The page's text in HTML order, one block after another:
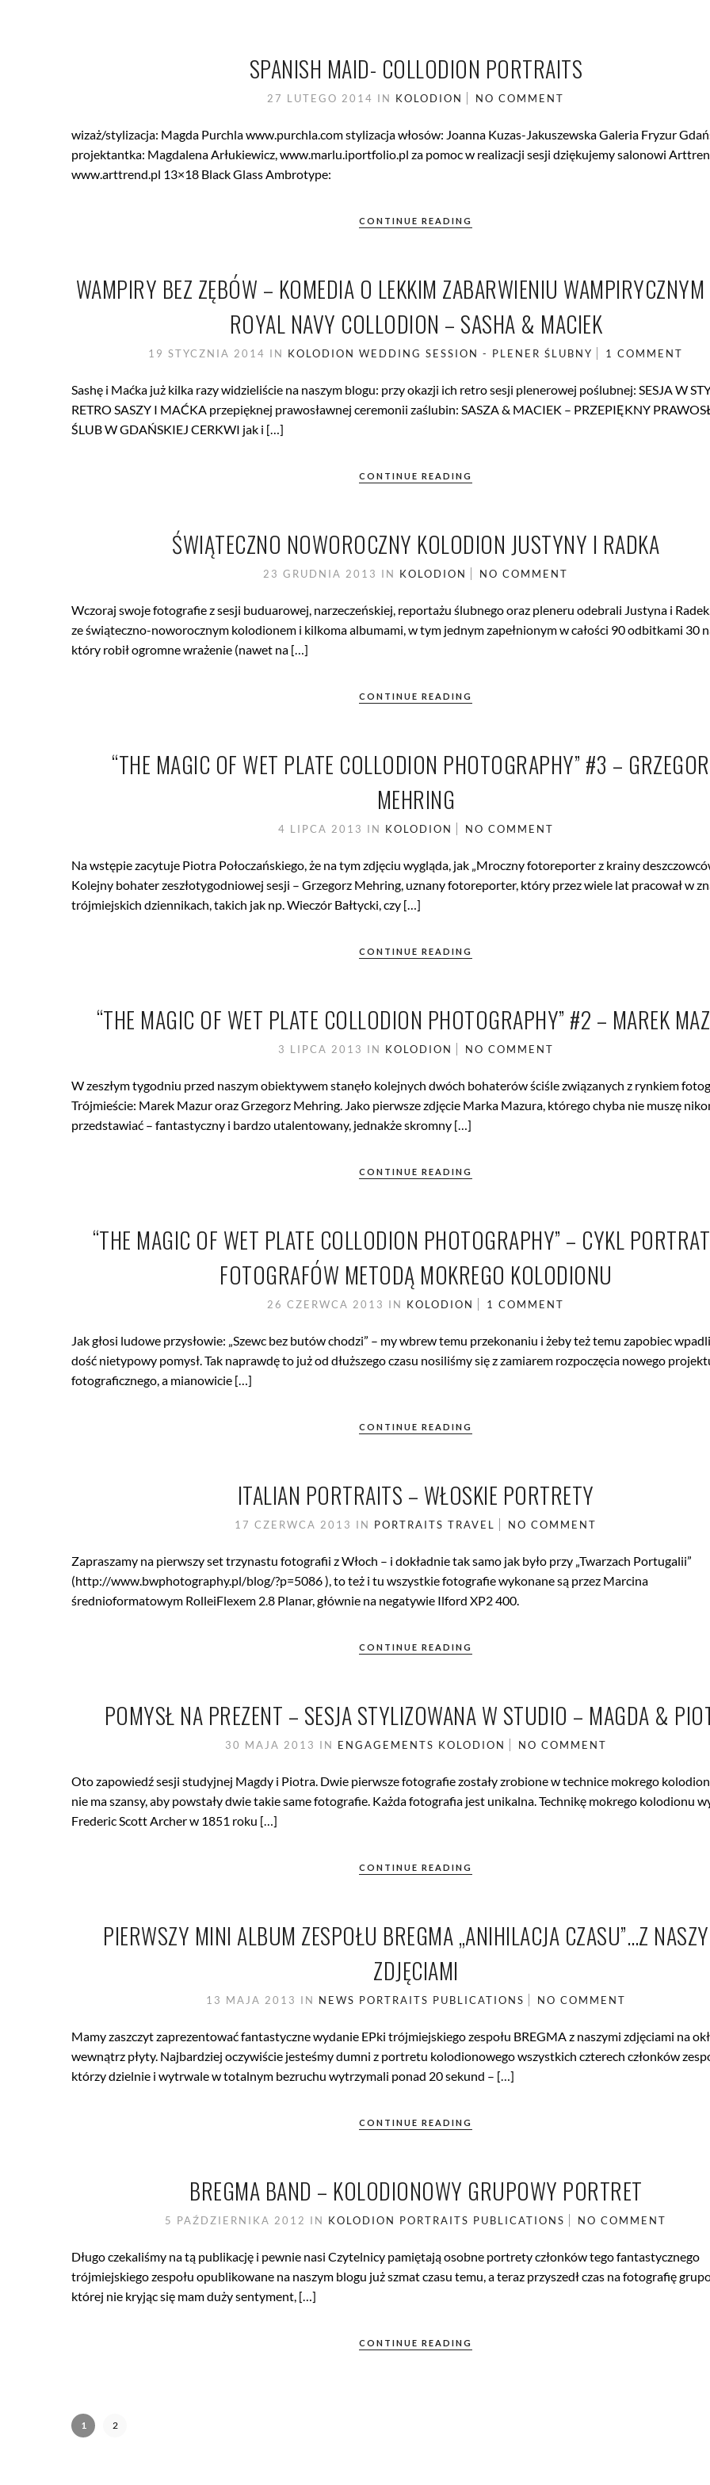
SPANISH MAID- COLLODION PORTRAITS
27 LUTEGO 2014 IN KOLODION NO COMMENT
wizaż/stylizacja: Magda Purchla www.purchla.com stylizacja włosów: Joanna Kuzas-Jakuszewska Galeria Fryzur
projektantka: Magdalena Arłukiewicz, www.marlu.iportfolio.pl za pomoc w realizacji sesji dziękujemy salonowi
www.arttrend.pl 13×18 Black Glass Ambrotype:
CONTINUE READING
WAMPIRY BEZ ZĘBÓW – KOMEDIA O LEKKIM ZABARWIENIU
ROYAL NAVY COLLODION – SASHA & MACIEK
19 STYCZNIA 2014 IN KOLODION WEDDING SESSION - PLENER ŚLUBNY 1 COMMENT
Sashę i Maćka już kilka razy widzieliście na naszym blogu: przy okazji ich retro sesji plenerowej poślubnej: SESJA W
RETRO SASZY I MAĆKA przepięknej prawosławnej ceremonii zaślubin: SASZA & MACIEK – PRZEPIĘKNY
ŚLUB W GDAŃSKIEJ CERKWI jak i […]
CONTINUE READING
ŚWIĄTECZNO NOWOROCZNY KOLODION JUSTYNY I RADKA
23 GRUDNIA 2013 IN KOLODION NO COMMENT
Wczoraj swoje fotografie z sesji buduarowej, narzeczeńskiej, reportażu ślubnego oraz pleneru odebrali Justyna i
ze świąteczno-noworocznym kolodionem i kilkoma albumami, w tym jednym zapełnionym w całości 90 odbitkami 30
który robił ogromne wrażenie (nawet na […]
CONTINUE READING
“THE MAGIC OF WET PLATE COLLODION PHOTOGRAPHY” #3 –
MEHRING
4 LIPCA 2013 IN KOLODION NO COMMENT
Na wstępie zacytuje Piotra Połoczańskiego, że na tym zdjęciu wygląda, jak „Mroczny fotoreporter z krainy
Kolejny bohater zeszłotygodniowej sesji – Grzegorz Mehring, uznany fotoreporter, który przez wiele lat pracował w
trójmiejskich dziennikach, takich jak np. Wieczór Bałtycki, czy […]
CONTINUE READING
“THE MAGIC OF WET PLATE COLLODION PHOTOGRAPHY” #2 – MAREK
3 LIPCA 2013 IN KOLODION NO COMMENT
W zeszłym tygodniu przed naszym obiektywem stanęło kolejnych dwóch bohaterów ściśle związanych z rynkiem
Trójmieście: Marek Mazur oraz Grzegorz Mehring. Jako pierwsze zdjęcie Marka Mazura, którego chyba nie muszę
przedstawiać – fantastyczny i bardzo utalentowany, jednakże skromny […]
CONTINUE READING
“THE MAGIC OF WET PLATE COLLODION PHOTOGRAPHY” – CYKL
FOTOGRAFÓW METODĄ MOKREGO KOLODIONU
26 CZERWCA 2013 IN KOLODION 1 COMMENT
Jak głosi ludowe przysłowie: „Szewc bez butów chodzi” – my wbrew temu przekonaniu i żeby też temu zapobiec
dość nietypowy pomysł. Tak naprawdę to już od dłuższego czasu nosiliśmy się z zamiarem rozpoczęcia nowego
fotograficznego, a mianowicie […]
CONTINUE READING
ITALIAN PORTRAITS – WŁOSKIE PORTRETY
17 CZERWCA 2013 IN PORTRAITS TRAVEL NO COMMENT
Zapraszamy na pierwszy set trzynastu fotografii z Włoch – i dokładnie tak samo jak było przy „Twarzach Portugalii”
(http://www.bwphotography.pl/blog/?p=5086 ), to też i tu wszystkie fotografie wykonane są przez Marcina
średnioformatowym RolleiFlexem 2.8 Planar, głównie na negatywie Ilford XP2 400.
CONTINUE READING
POMYSŁ NA PREZENT – SESJA STYLIZOWANA W STUDIO – MAGDA &
30 MAJA 2013 IN ENGAGEMENTS KOLODION NO COMMENT
Oto zapowiedź sesji studyjnej Magdy i Piotra. Dwie pierwsze fotografie zostały zrobione w technice mokrego
nie ma szansy, aby powstały dwie takie same fotografie. Każda fotografia jest unikalna. Technikę mokrego kolodionu
Frederic Scott Archer w 1851 roku […]
CONTINUE READING
PIERWSZY MINI ALBUM ZESPOŁU BREGMA „ANIHILACJA CZASU”…Z
ZDJĘCIAMI
13 MAJA 2013 IN NEWS PORTRAITS PUBLICATIONS NO COMMENT
Mamy zaszczyt zaprezentować fantastyczne wydanie EPki trójmiejskiego zespołu BREGMA z naszymi zdjęciami na
wewnątrz płyty. Najbardziej oczywiście jesteśmy dumni z portretu kolodionowego wszystkich czterech członków
którzy dzielnie i wytrwale w totalnym bezruchu wytrzymali ponad 20 sekund – […]
CONTINUE READING
BREGMA BAND – KOLODIONOWY GRUPOWY PORTRET
5 PAŹDZIERNIKA 2012 IN KOLODION PORTRAITS PUBLICATIONS NO COMMENT
Długo czekaliśmy na tą publikację i pewnie nasi Czytelnicy pamiętają osobne portrety członków tego fantastycznego
trójmiejskiego zespołu opublikowane na naszym blogu już szmat czasu temu, a teraz przyszedł czas na fotografię
której nie kryjąc się mam duży sentyment, […]
CONTINUE READING
1 2